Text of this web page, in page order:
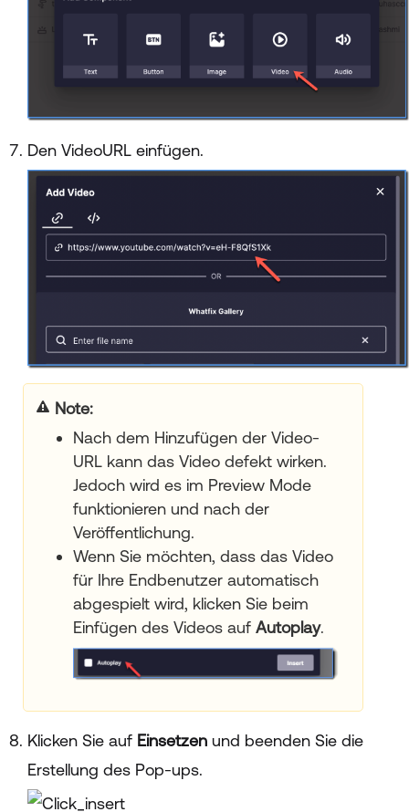
Den VideoURL einfügen.
Note:
Nach dem Hinzufügen der Video-
URL kann das Video defekt wirken.
Jedoch wird es im Preview Mode
funktionieren und nach der
Veröffentlichung.
Wenn Sie möchten, dass das Video
für Ihre Endbenutzer automatisch
abgespielt wird, klicken Sie beim
Einfügen des Videos auf Autoplay.
Klicken Sie auf Einsetzen und beenden Sie die
Erstellung des Pop-ups.